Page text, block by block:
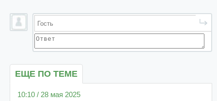
ЕЩЕ ПО ТЕМЕ
10:10 / 28 мая 2025